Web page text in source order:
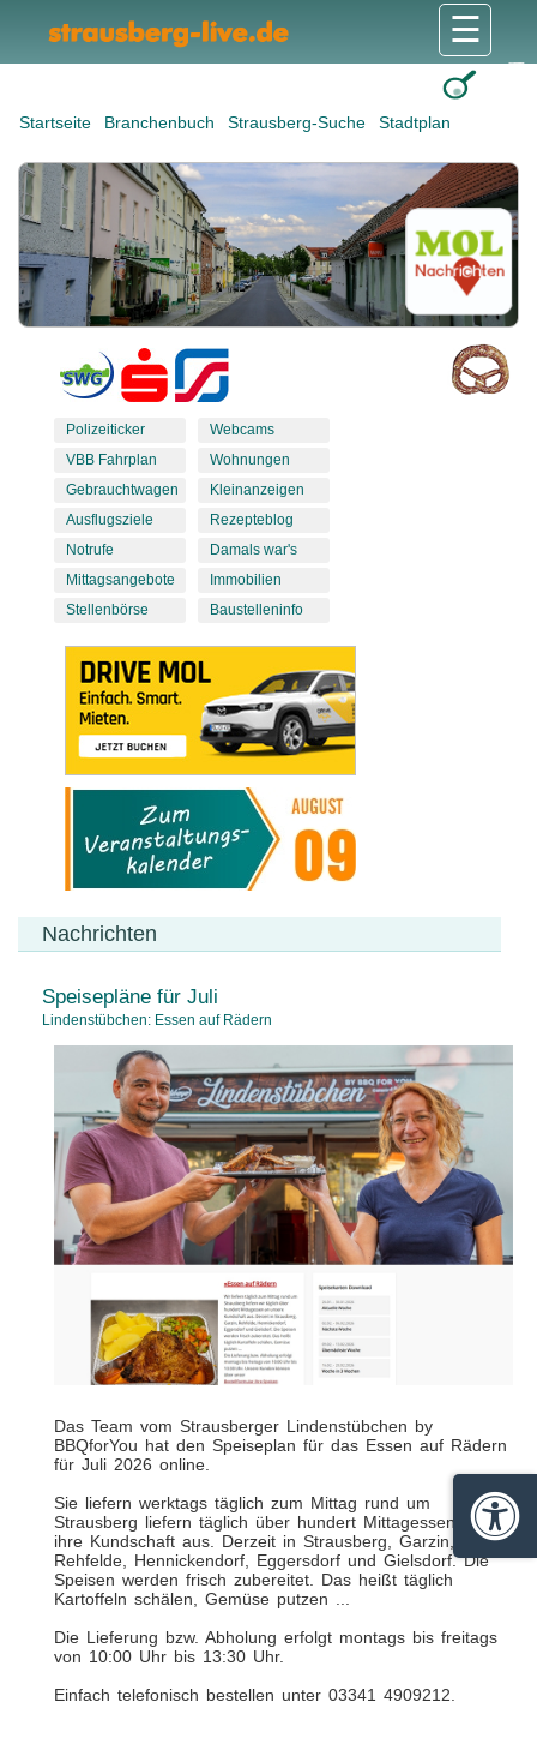
Startseite Branchenbuch Strausberg-Suche Stadtplan
☰
Polizeiticker
VBB Fahrplan
Gebrauchtwagen
Ausflugsziele
Notrufe
Mittagsangebote
Stellenbörse
Webcams
Wohnungen
Kleinanzeigen
Rezepteblog
Damals war's
Immobilien
Baustelleninfo
Nachrichten
Speisepläne für Juli
Lindenstübchen: Essen auf Rädern
Das Team vom Strausberger Lindenstübchen by
BBQforYou hat den Speiseplan für das Essen auf Rädern
für Juli 2026 online.
Sie liefern werktags täglich zum Mittag rund um
Strausberg liefern täglich über hundert Mittagessen an
ihre Kundschaft aus. Derzeit in Strausberg, Garzin,
Rehfelde, Hennickendorf, Eggersdorf und Gielsdorf. Die
Speisen werden frisch zubereitet. Das heißt täglich
Kartoffeln schälen, Gemüse putzen ...
Die Lieferung bzw. Abholung erfolgt montags bis freitags
von 10:00 Uhr bis 13:30 Uhr.
Einfach telefonisch bestellen unter 03341 4909212.